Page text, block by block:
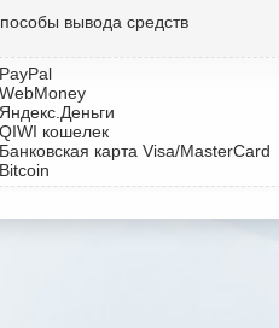
вывода средств
кошелек
карта Visa/MasterCard